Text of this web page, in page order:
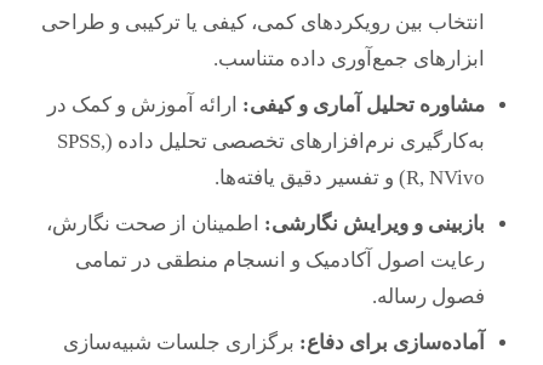
انتخاب بین رویکردهای کمی، کیفی یا ترکیبی و طراحی
ابزارهای جمع‌آوری داده متناسب.
مشاوره تحلیل آماری و کیفی: ارائه آموزش و کمک در
به‌کارگیری نرم‌افزارهای تخصصی تحلیل داده (SPSS,
R, NVivo) و تفسیر دقیق یافته‌ها.
بازبینی و ویرایش نگارشی: اطمینان از صحت نگارش،
رعایت اصول آکادمیک و انسجام منطقی در تمامی
فصول رساله.
آماده‌سازی برای دفاع: برگزاری جلسات شبیه‌سازی